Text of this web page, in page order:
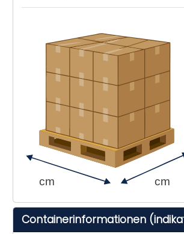
cm cm
Containerinformationen